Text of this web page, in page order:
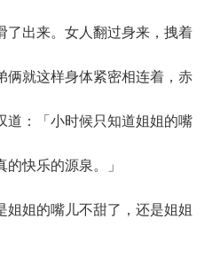
了出来。女人翻过身来，拽着
俩就这样身体紧密相连着，赤
道：「小时候只知道姐姐的嘴
快乐的源泉。」
姐的嘴儿不甜了，还是姐姐